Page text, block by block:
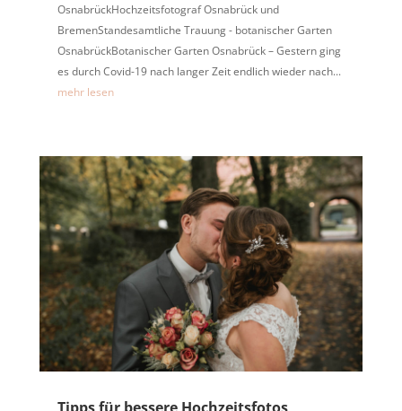
OsnabrückHochzeitsfotograf Osnabrück und
BremenStandesamtliche Trauung - botanischer Garten
OsnabrückBotanischer Garten Osnabrück – Gestern ging
es durch Covid-19 nach langer Zeit endlich wieder nach...
mehr lesen